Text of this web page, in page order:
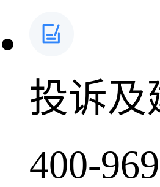
投诉及
400-